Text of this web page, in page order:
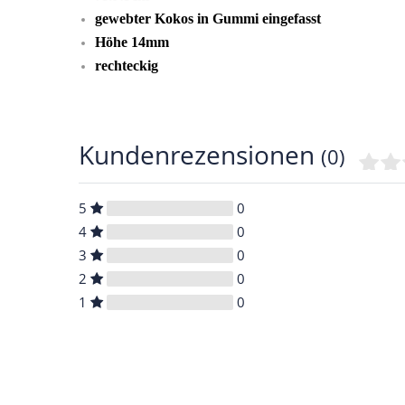
gewebter Kokos in Gummi eingefasst
Höhe 14mm
rechteckig
Kundenrezensionen (0)
5
0
4
0
3
0
2
0
1
0